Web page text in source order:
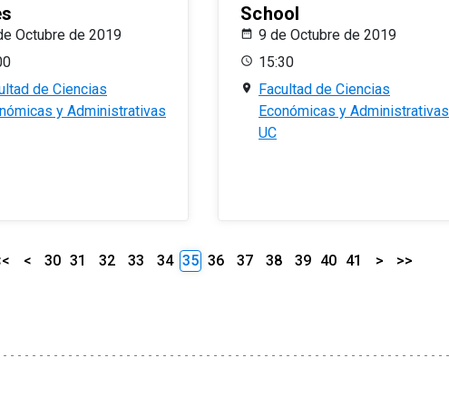
Octubre de 2019
de Ciencias
y Administrativas
School
9 de Octubre de 2019
15:30
Facultad de Ciencias
Económicas y Administrativas
UC
< 30 31 32 33 34 35 36 37 38 39 40 41 > >>